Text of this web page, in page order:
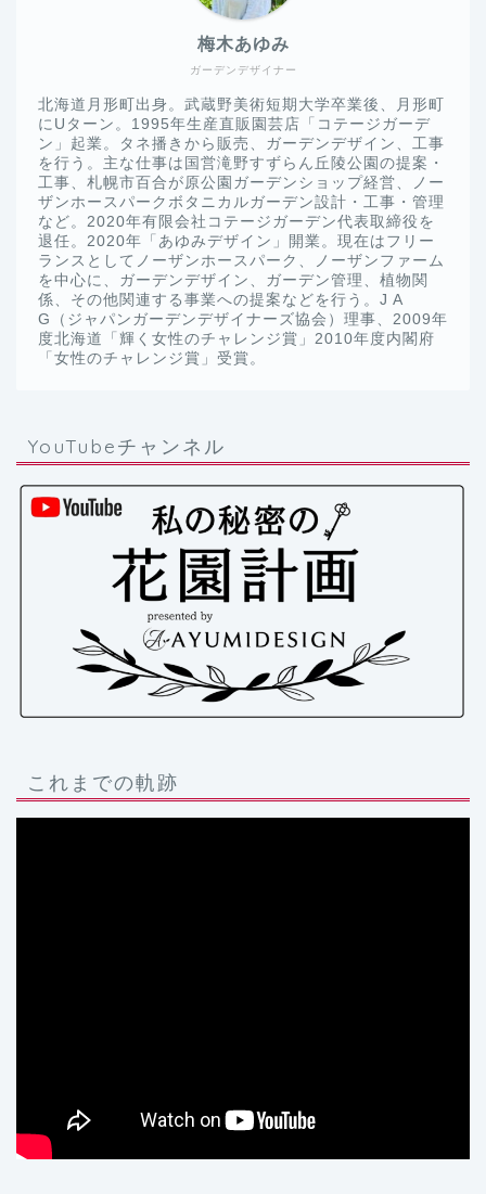
ガーデンデザイナー
梅木あゆみ
北海道月形町出身。武蔵野美術短期大学卒業後、月形町
にUターン。1995年生産直販園芸店「コテージガーデ
ン」起業。タネ播きから販売、ガーデンデザイン、工事
を行う。主な仕事は国営滝野すずらん丘陵公園の提案・
工事、札幌市百合が原公園ガーデンショップ経営、ノー
ザンホースパークボタニカルガーデン設計・工事・管理
など。2020年有限会社コテージガーデン代表取締役を
退任。2020年「あゆみデザイン」開業。現在はフリー
ランスとしてノーザンホースパーク、ノーザンファーム
を中心に、ガーデンデザイン、ガーデン管理、植物関
係、その他関連する事業への提案などを行う。J A
G（ジャパンガーデンデザイナーズ協会）理事、2009年
度北海道「輝く女性のチャレンジ賞」2010年度内閣府
「女性のチャレンジ賞」受賞。
YouTubeチャンネル
これまでの軌跡